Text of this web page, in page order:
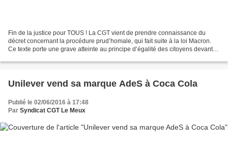
Fin de la justice pour TOUS ! La CGT vient de prendre connaissance du
décret concernant la procédure prud’homale, qui fait suite à la loi Macron.
Ce texte porte une grave atteinte au principe d’égalité des citoyens devant la
Unilever vend sa marque AdeS à Coca Cola
Publié le 02/06/2016 à 17:48
Par Syndicat CGT Le Meux